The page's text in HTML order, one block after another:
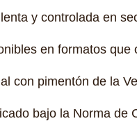
lenta y controlada en
en formatos que
con pimentón de la
bajo la Norma de